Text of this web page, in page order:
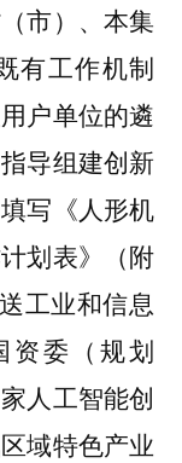
市）、本集
有工作机制
户单位的遴
导组建创新
写《人形机
划表》（附
工业和信息
资委（规划
人工智能创
域特色产业